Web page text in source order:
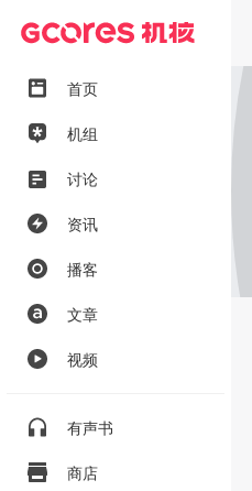
首页
机组
讨论
资讯
播客
文章
视频
有声书
商店